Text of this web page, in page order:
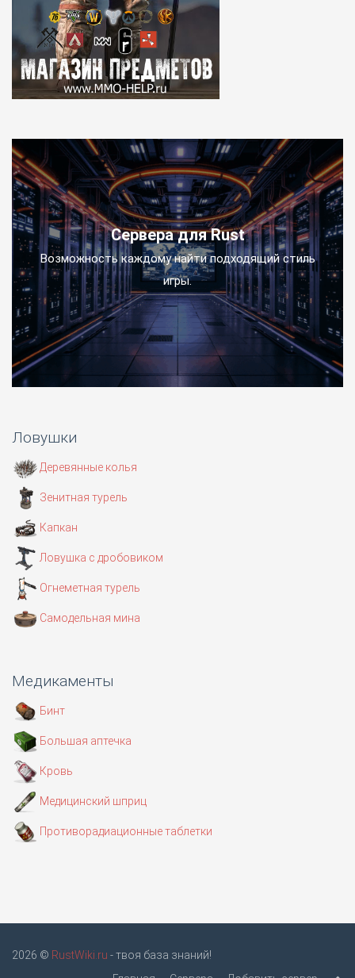
Сервера для Rust
Возможность каждому найти подходящий стиль
игры.
Ловушки
Деревянные колья
Зенитная турель
Капкан
Ловушка с дробовиком
Огнеметная турель
Самодельная мина
Медикаменты
Бинт
Большая аптечка
Кровь
Медицинский шприц
Противорадиационные таблетки
2026 © RustWiki.ru - твоя база знаний!